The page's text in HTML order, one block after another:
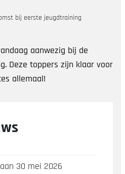
bij eerste jeugdtraining
aanwezig bij de
Deze toppers zijn klaar voor
allemaal!
30 mei 2026